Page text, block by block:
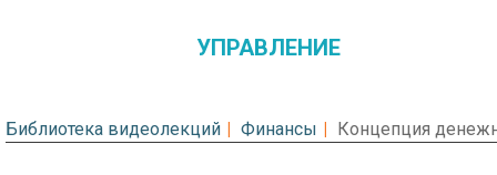
УПРАВЛЕНИЕ
Библиотека видеолекций Финансы Концепция